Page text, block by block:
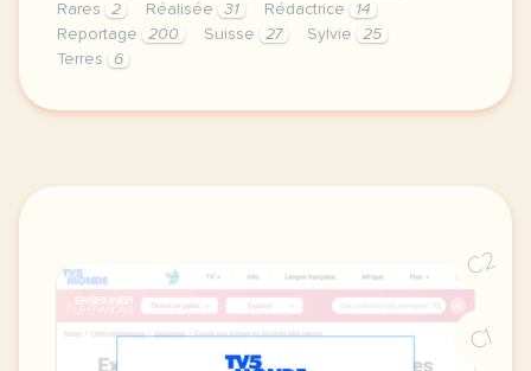
Rares
2 Réalisée 31 Rédactrice
14
Reportage
200 Suisse 27 Sylvie
25
Terres
6
le respect de votre vie privee est une priorite
C2
C1